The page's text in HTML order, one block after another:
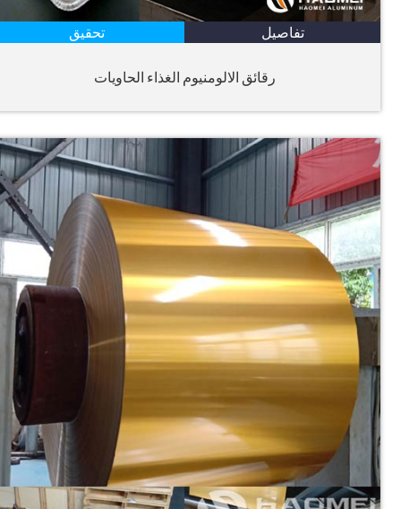
تفاصيل تحقيق
رقائق الالومنيوم الغذاء الحاويات